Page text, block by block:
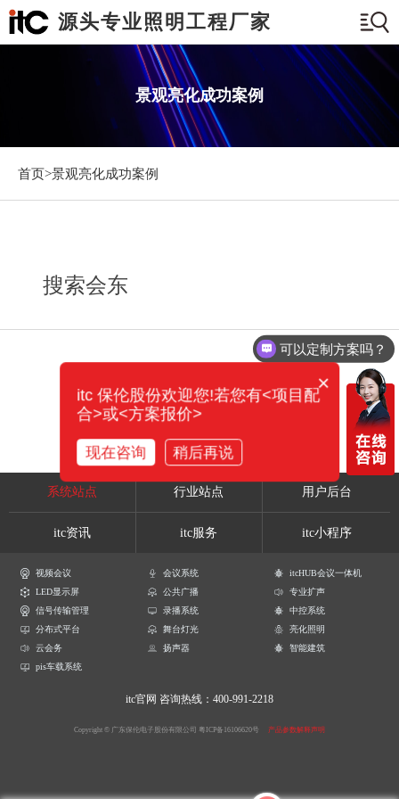
源头专业照明工程厂家
景观亮化成功案例
首页>景观亮化成功案例
搜索会东
系统站点 行业站点 用户后台
itc资讯 itc服务 itc小程序
视频会议 会议系统
itcHUB会议一体机
LED显示屏
公共广播
专业扩声
信号传输管理
录播系统
中控系统
分布式平台
舞台灯光
亮化照明
云会务
扬声器
智能建筑
pis车载系统
itc官网 咨询热线：400-991-2218
Copyright © 广东保伦电子股份有限公司 粤ICP备16106620号 产品参数解释声明
可以定制方案吗？
×
itc 保伦股份欢迎您!若您有<项目配
合>或<方案报价>
现在咨询 稍后再说